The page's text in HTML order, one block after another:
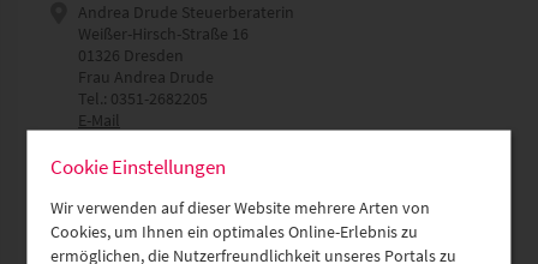
Andrea Drude Steuerberaterin
Weißer-Hirsch-Straße 16
01326 Dresden
Frau Andrea Drude
Tel.: 0351-2682205
E-Mail
Dresden
Website
Cookie Einstellungen
Wir verwenden auf dieser Website mehrere Arten von
Cookies, um Ihnen ein optimales Online-Erlebnis zu
ermöglichen, die Nutzerfreundlichkeit unseres Portals zu